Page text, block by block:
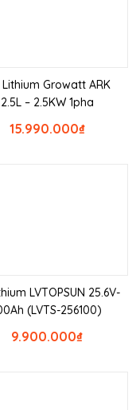
Lithium Growatt ARK
2.5L – 2.5KW 1pha
₫
15.990.000
LVTOPSUN 25.6V-
(LVTS-256100)
₫
9.900.000